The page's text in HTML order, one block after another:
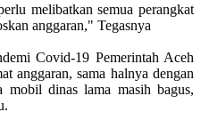
melibatkan semua perangkat
anggaran," Tegasnya
Covid-19 Pemerintah Aceh
anggaran, sama halnya dengan
dinas lama masih bagus,